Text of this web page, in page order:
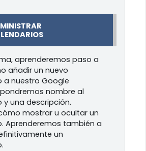
aprenderemos paso a
añadir un nuevo
a nuestro Google
nombre al
y una descripción.
mostrar u ocultar un
Aprenderemos también a
un